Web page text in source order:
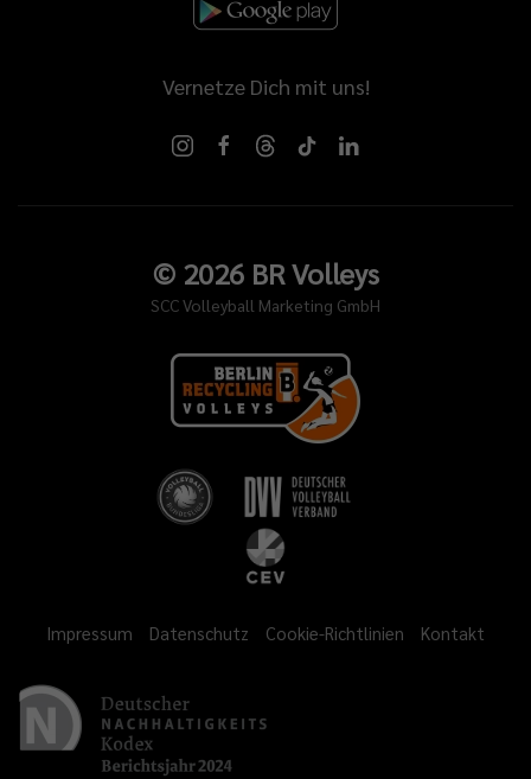
Vernetze Dich mit uns!
© 2026BR Volleys
SCC Volleyball Marketing GmbH
Impressum Datenschutz Cookie-Richtlinien Kontakt